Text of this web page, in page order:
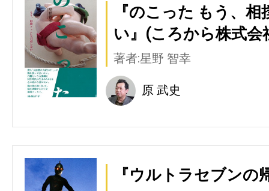
『のこった もう、
い』(ころから株式会
著者:星野 智幸
原 武史
『ウルトラセブンの